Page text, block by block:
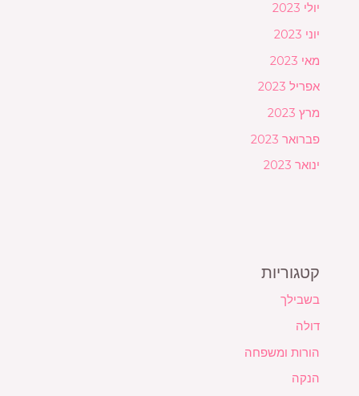
יולי 2023
יוני 2023
מאי 2023
אפריל 2023
מרץ 2023
פברואר 2023
ינואר 2023
קטגוריות
בשבילך
דולה
הורות ומשפחה
הנקה